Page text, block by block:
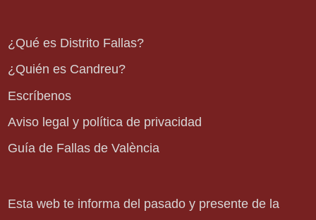
¿Qué es Distrito Fallas?
¿Quién es Candreu?
Escríbenos
Aviso legal y política de privacidad
Guía de Fallas de València
Esta web te informa del pasado y presente de la